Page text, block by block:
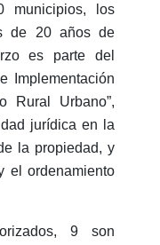
municipios, los
de 20 años de
es parte del
Implementación
Rural Urbano”,
jurídica en la
la propiedad, y
el ordenamiento
9 son